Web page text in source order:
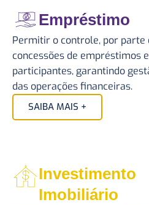
Empréstimo
Permitir o controle, por parte
concessões de empréstimos
participantes, garantindo
das operações financeiras.
SAIBA MAIS +
Investimento
Imobiliário